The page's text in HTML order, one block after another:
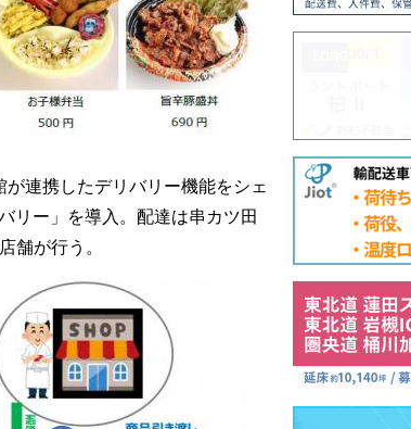
連携したデリバリー機能をシェ
リー」を導入。配達は串カツ田
舗が行う。